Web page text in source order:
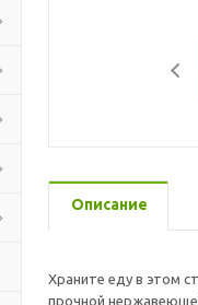
Описание
Храните еду в этом
прочной